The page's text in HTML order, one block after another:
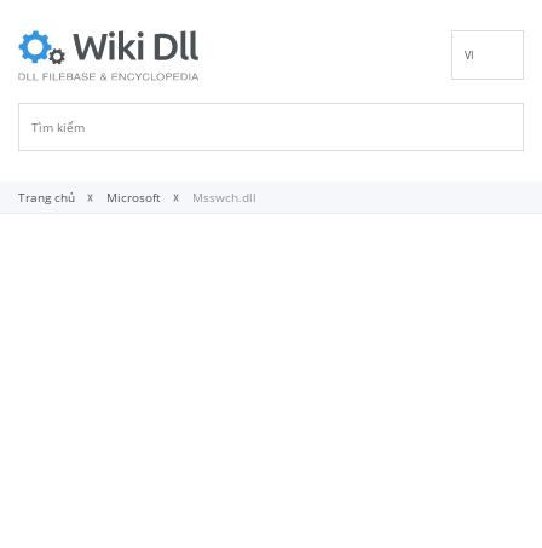
VI
Trang chủ Microsoft Msswch.dll